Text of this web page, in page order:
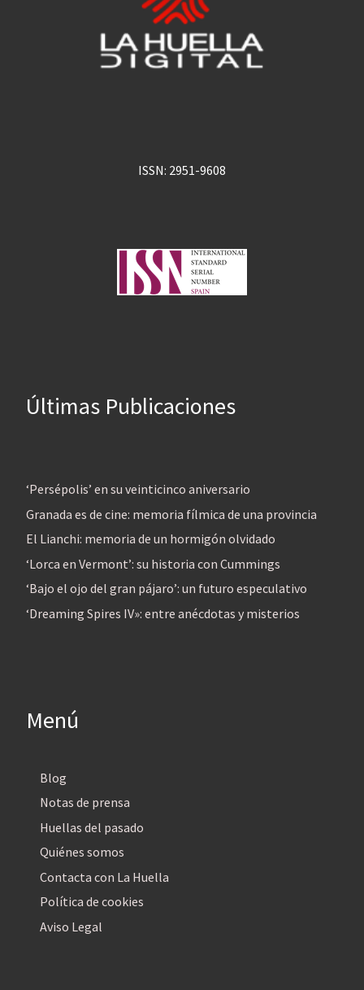
ISSN: 2951-9608
Últimas Publicaciones
‘Persépolis’ en su veinticinco aniversario
Granada es de cine: memoria fílmica de una provincia
El Lianchi: memoria de un hormigón olvidado
‘Lorca en Vermont’: su historia con Cummings
‘Bajo el ojo del gran pájaro’: un futuro especulativo
‘Dreaming Spires IV»: entre anécdotas y misterios
Menú
Blog
Notas de prensa
Huellas del pasado
Quiénes somos
Contacta con La Huella
Política de cookies
Aviso Legal